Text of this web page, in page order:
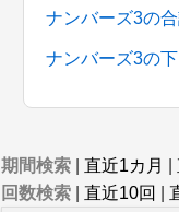
ナンバーズ3の
ナンバーズ3の
期間検索 直近1カ月
回数検索
直近10回